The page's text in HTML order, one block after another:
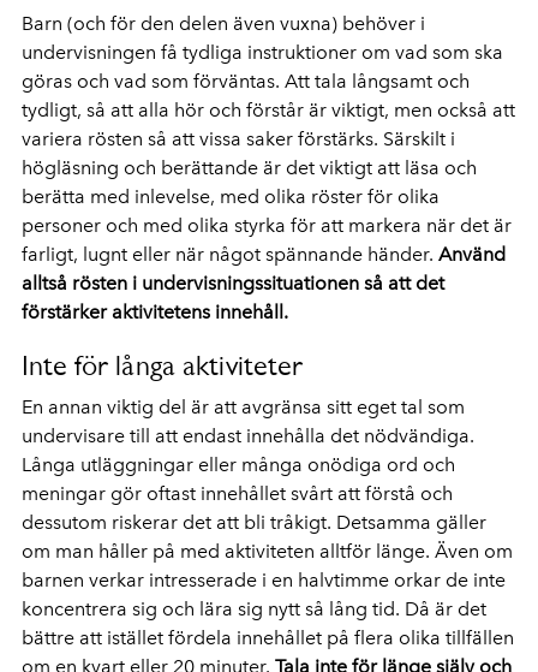
Barn (och för den delen även vuxna) behöver i
undervisningen få tydliga instruktioner om vad som ska
göras och vad som förväntas. Att tala långsamt och
tydligt, så att alla hör och förstår är viktigt, men också att
variera rösten så att vissa saker förstärks. Särskilt i
högläsning och berättande är det viktigt att läsa och
berätta med inlevelse, med olika röster för olika
personer och med olika styrka för att markera när det är
farligt, lugnt eller när något spännande händer. Använd
alltså rösten i undervisningssituationen så att det
förstärker aktivitetens innehåll.
Inte för långa aktiviteter
En annan viktig del är att avgränsa sitt eget tal som
undervisare till att endast innehålla det nödvändiga.
Långa utläggningar eller många onödiga ord och
meningar gör oftast innehållet svårt att förstå och
dessutom riskerar det att bli tråkigt. Detsamma gäller
om man håller på med aktiviteten alltför länge. Även om
barnen verkar intresserade i en halvtimme orkar de inte
koncentrera sig och lära sig nytt så lång tid. Då är det
bättre att istället fördela innehållet på flera olika tillfällen
om en kvart eller 20 minuter. Tala inte för länge själv och